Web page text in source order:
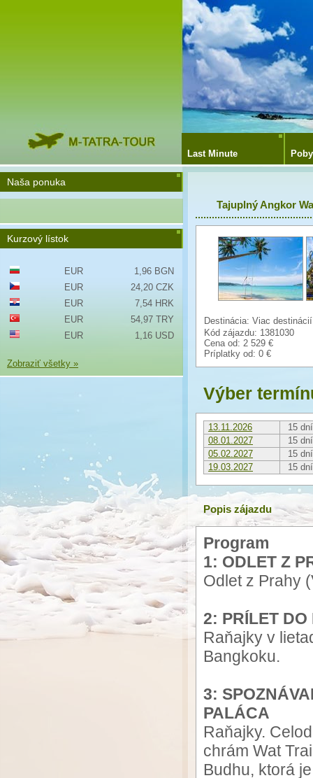
Last Minute
Tajuplný Angkor
Destinácia: Viac destinácií
Kód zájazdu: 1381030
Cena od: 2 529 €
Príplatky od: 0 €
Výber
13.11.2026
15 dní
08.01.2027
15 dní
05.02.2027
15 dní
19.03.2027
15 dní
Popis zájazdu
Program
1: ODLET Z
Odlet z Prahy
2: PRÍLET
Raňajky v
Bangkoku.
3:
PALÁCA
Raňajky.
chrám Wat
Budhu, ktorá
Naša ponuka
Kurzový lístok
EUR
1,96 BGN
EUR
24,20 CZK
EUR
7,54 HRK
EUR
54,97 TRY
EUR
1,16 USD
Zobraziť všetky »